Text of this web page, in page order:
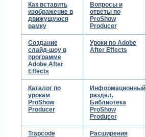
Как вставить
изображение в
движущуюся
рамку
Вопросы и
ответы по
ProShow
Producer
Создание
слайд-шоу в
программе
Adobe After
Effects
Уроки по Adobe
After Effects
Каталог по
урокам
ProShow
Producer
Информационный
раздел.
Библиотека
ProShow
Producer
Trapcode
Расширения